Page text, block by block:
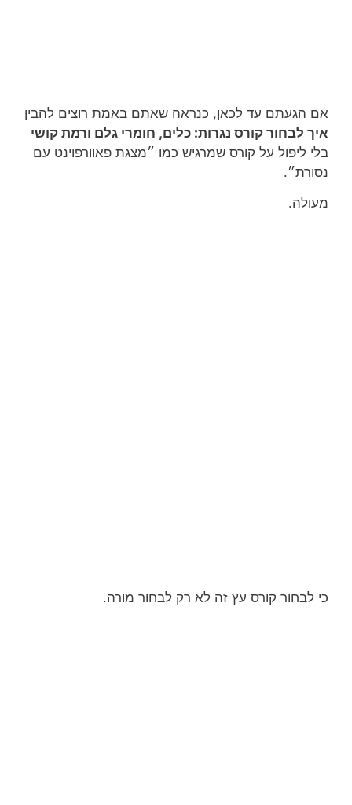
אם הגעתם עד לכאן, כנראה שאתם באמת רוצים להבין
איך לבחור קורס נגרות: כלים, חומרי גלם ורמת קושי
בלי ליפול על קורס שמרגיש כמו ״מצגת פאוורפוינט עם
נסורת״.
מעולה.
כי לבחור קורס עץ זה לא רק לבחור מורה.